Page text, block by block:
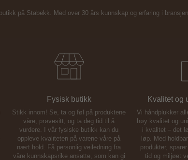
på Stabekk. Med over 30 års kunnskap og erfaring i
Fysisk butikk
Stikk innom! Se, ta og føl på produktene
våre, prøvesitt, og ta deg tid til å
vurdere. I vår fysiske butikk kan du
oppleve kvaliteten på varene våre på
nært hold. Få personlig veiledning fra
våre kunnskapsrike ansatte, som kan gi
Kvalitet og
Vi håndplukker
høy kvalitet og
i kvalitet – det
løp. Med
produkter,
tid og miljøet